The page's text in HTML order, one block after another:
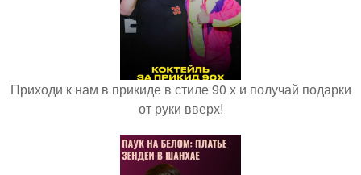
Приходи к нам в прикиде в стиле 90 х и получай подарки
от руки вверх!